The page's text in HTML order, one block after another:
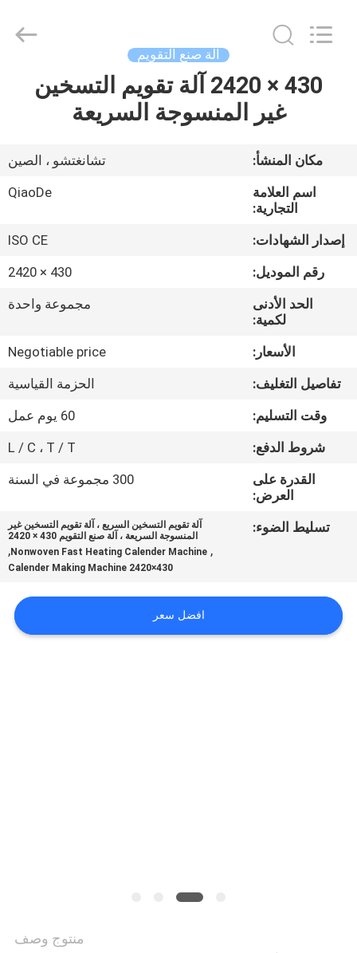
مسكن
معلومات
جولة
مراقبة
الجودة
اتصل
اطلب
خريطة
الموقع
Machinery
آلة صنع التقويم
430 × 2420 آلة تقويم التسخين
غير المنسوجة السريعة
مكان المنشأ:
تشانغتشو ، الصين
اسم العلامة
التجارية:
QiaoDe
إصدار الشهادات:
ISO CE
رقم الموديل:
430 × 2420
الحد الأدنى
لكمية:
مجموعة واحدة
الأسعار:
Negotiable price
تفاصيل التغليف:
الحزمة القياسية
وقت التسليم:
60 يوم عمل
شروط الدفع:
L / C ، T / T
القدرة على
العرض:
300 مجموعة في السنة
تسليط الضوء:
آلة تقويم التسخين السريع ، آلة تقويم التسخين غير
المنسوجة السريعة ، آلة صنع التقويم 430 × 2420
,
Nonwoven Fast Heating Calender Machine
,
430×2420 Calender Making Machine
افضل سعر
منتوج وصف